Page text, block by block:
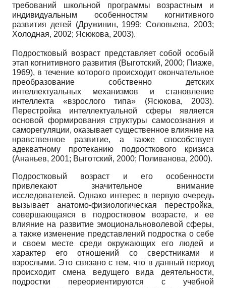
требований школьной программы возрастным и
индивидуальным особенностям когнитивного
развития детей (Дружинин, 1999; Соловьева, 2003;
Холодная, 2002; Ясюкова, 2003).
Подростковый возраст представляет собой особый
этап когнитивного развития (Выготский, 2000; Пиаже,
1969), в течение которого происходит окончательное
преобразование собственно детских
интеллектуальных механизмов и становление
интеллекта «взрослого типа» (Ясюкова, 2003).
Перестройка интеллектуальной сферы является
основой формирования структуры самосознания и
саморегуляции, оказывает существенное влияние на
нравственное развитие, а также способствует
адекватному протеканию подросткового кризиса
(Ананьев, 2001; Выготский, 2000; Поливанова, 2000).
Подростковый возраст и его особенности
привлекают значительное внимание
исследователей. Однако интерес в первую очередь
вызывает анатомо-физиологическая перестройка,
совершающаяся в подростковом возрасте, и ее
влияние на развитие эмоциональноволевой сферы,
а также изменение представлений подростка о себе
и своем месте среди окружающих его людей и
характер его отношений со сверстниками и
взрослыми. Это связано с тем, что в данный период
происходит смена ведущего вида деятельности,
подростки переориентируются с учебной